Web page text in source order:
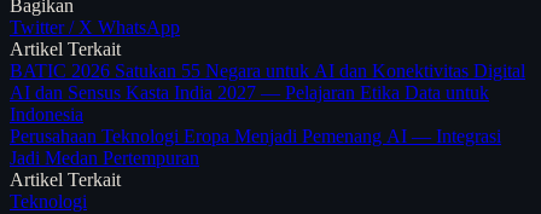
Bagikan
Twitter / X WhatsApp
Artikel Terkait
BATIC 2026 Satukan 55 Negara untuk AI dan Konektivitas Digital
AI dan Sensus Kasta India 2027 — Pelajaran Etika Data untuk
Indonesia
Perusahaan Teknologi Eropa Menjadi Pemenang AI — Integrasi
Jadi Medan Pertempuran
Artikel Terkait
Teknologi